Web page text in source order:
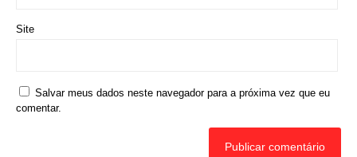
Site
Salvar meus dados neste navegador para a próxima vez que eu
comentar.